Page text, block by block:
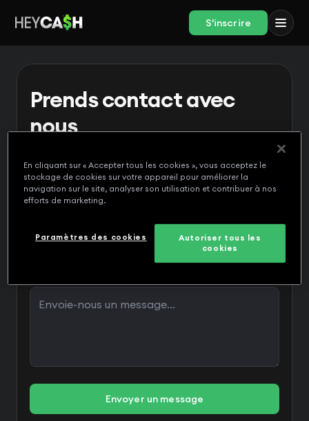
S'inscrire
Prends contact avec
nous
de tes nouvelles.
Envoyer un message
En cliquant sur « Accepter tous les cookies », vous acceptez le
stockage de cookies sur votre appareil pour améliorer la
navigation sur le site, analyser son utilisation et contribuer à nos
efforts de marketing.
Autoriser tous les
cookies
Paramètres des cookies